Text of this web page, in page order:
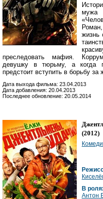
мужа
жизнь
преследовать мафия.
девушку в тюрьму, а когда
предстоит вступить в борьбу
Дата выхода фильма: 23.04.2013
Дата добавления: 20.04.2013
Последнее обновление: 20.05.2014
(2012)
В
Антон